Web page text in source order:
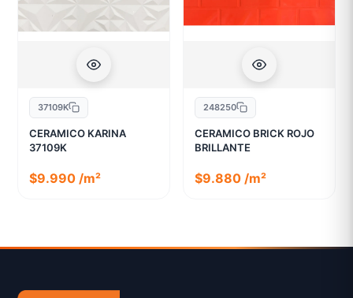
37109K
CERAMICO KARINA
37109K
$9.990 /m²
248250
CERAMICO BRICK ROJO
BRILLANTE
$9.880 /m²